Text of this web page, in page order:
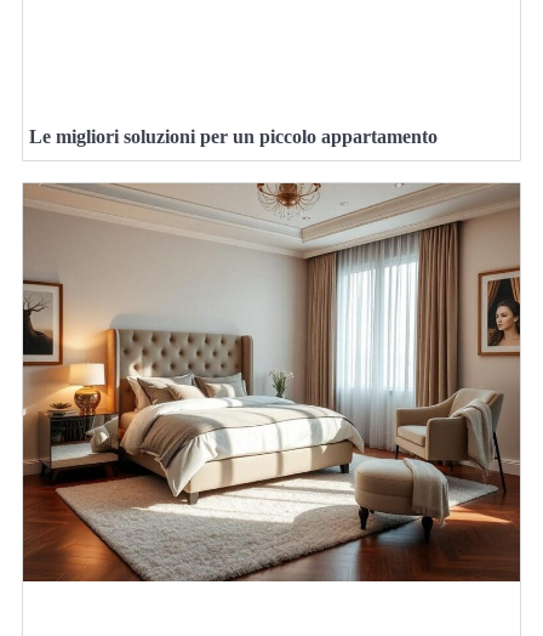
Le migliori soluzioni per un piccolo appartamento